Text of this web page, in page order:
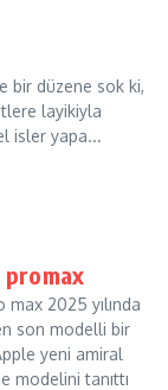
bir düzene sok ki,
layikiyla
isler yapa...
promax
max 2025 yılında
son modelli bir
yeni amiral
modelini tanıttı